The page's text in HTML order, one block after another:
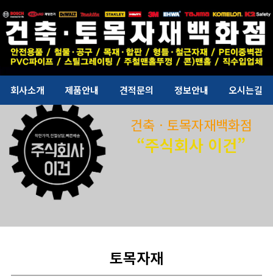
회사소개 제품안내 견적문의 정보안내 오시는길
건축ㆍ토목자재백화점
“주식회사 이건”
토목자재